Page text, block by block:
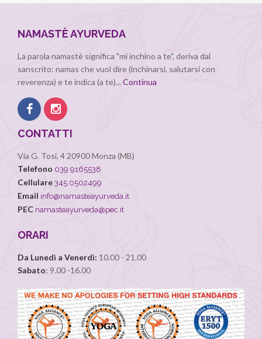
NAMASTÈ AYURVEDA
La parola namastè significa "mi inchino a te", deriva dal
sanscrito: namas che vuol dire (inchinarsi, salutarsi con
reverenza) e te indica (a te)... Continua
CONTATTI
Via G. Tosi, 4 20900 Monza (MB)
Telefono 039 9165538
Cellulare 345 0502499
Email info@namasteayurveda.it
PEC namasteayurveda@pec.it
ORARI
Da Lunedì a Venerdì: 10.00 - 21.00
Sabato: 9.00 -16.00